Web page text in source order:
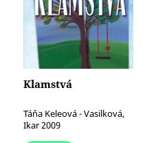
Klamstvá
Táňa Keleová - Vasilková,
Ikar 2009